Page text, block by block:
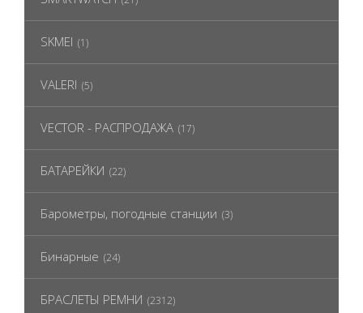
SKMEI (1)
VALERI (5)
VECTOR - РАСПРОДАЖА (17)
БАТАРЕЙКИ (22)
Барометры, погодные станции (3)
Бинарные (24)
БРАСЛЕТЫ РЕМНИ (2312)